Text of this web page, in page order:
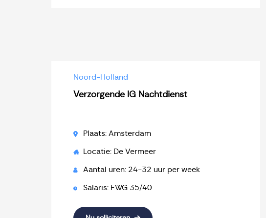
Noord-Holland
Verzorgende IG Nachtdienst
Plaats: Amsterdam
Locatie: De Vermeer
Aantal uren: 24-32 uur per week
Salaris: FWG 35/40